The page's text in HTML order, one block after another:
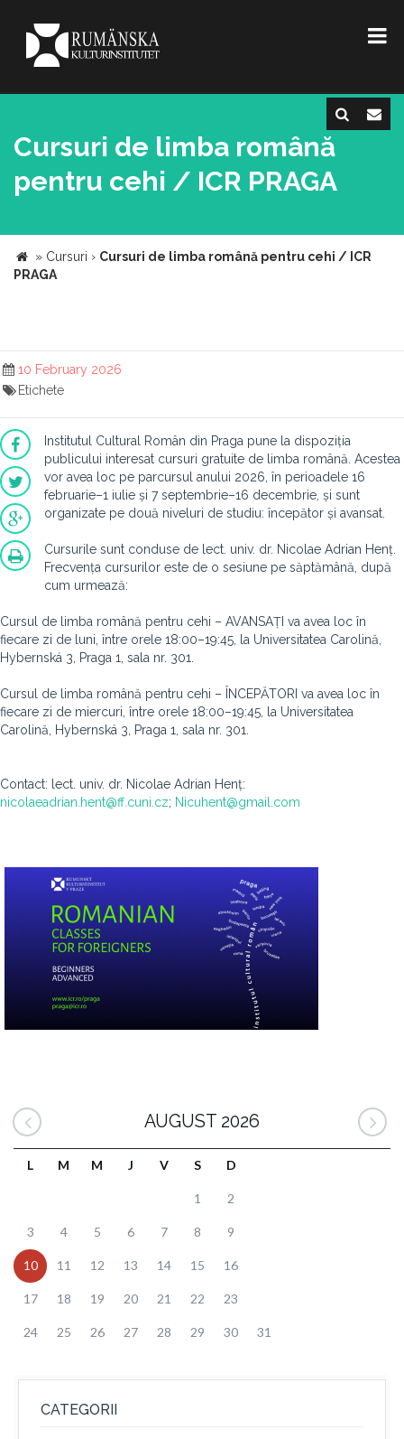
Cursuri de limba română
pentru cehi / ICR PRAGA
» Cursuri › Cursuri de limba română pentru cehi / ICR
PRAGA
10 February 2026
Etichete
Institutul Cultural Român din Praga pune la dispoziția
publicului interesat cursuri gratuite de limba română. Acestea
vor avea loc pe parcursul anului 2026, în perioadele 16
februarie–1 iulie și 7 septembrie–16 decembrie, și sunt
organizate pe două niveluri de studiu: începător și avansat.
Cursurile sunt conduse de lect. univ. dr. Nicolae Adrian Henț.
Frecvența cursurilor este de o sesiune pe săptămână, după
cum urmează:
Cursul de limba română pentru cehi – AVANSAȚI va avea loc în
fiecare zi de luni, între orele 18:00–19:45, la Universitatea Carolină,
Hybernská 3, Praga 1, sala nr. 301.
Cursul de limba română pentru cehi – ÎNCEPĂTORI va avea loc în
fiecare zi de miercuri, între orele 18:00–19:45, la Universitatea
Carolină, Hybernská 3, Praga 1, sala nr. 301.
Contact: lect. univ. dr. Nicolae Adrian Henț:
nicolaeadrian.hent@ff.cuni.cz; Nicuhent@gmail.com
AUGUST 2026
L M M J V S D
1 2
3 4 5 6 7 8 9
10 11 12 13 14 15 16
17 18 19 20 21 22 23
24 25 26 27 28 29 30 31
CATEGORII